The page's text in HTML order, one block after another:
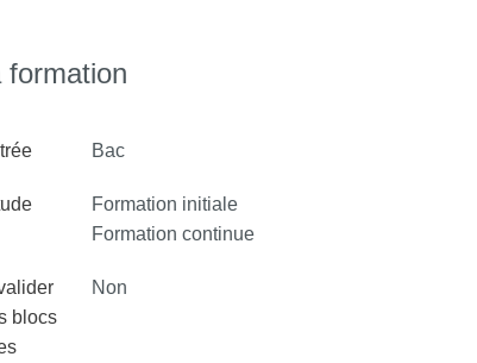
dans les nombreux
formation
Bac
Formation initiale
Formation continue
blocs
Non